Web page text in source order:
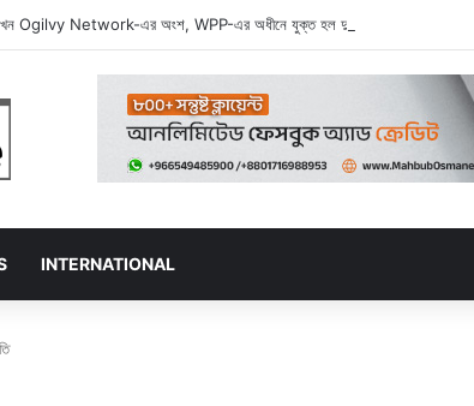
Ogilvy Network-এর অংশ, WPP-এর অধীনে যুক্ত হল দুই বিজ্ঞাপন জায়ান্ট
INTERNATIONAL